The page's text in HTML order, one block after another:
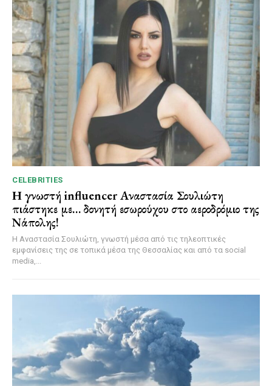
CELEBRITIES
Η γνωστή influencer Αναστασία Σουλιώτη
πιάστηκε με… δονητή εσωρούχου στο αεροδρόμιο της
Νάπολης!
Η Αναστασία Σουλιώτη, γνωστή μέσα από τις τηλεοπτικές
εμφανίσεις της σε τοπικά μέσα της Θεσσαλίας και από τα social
media,...